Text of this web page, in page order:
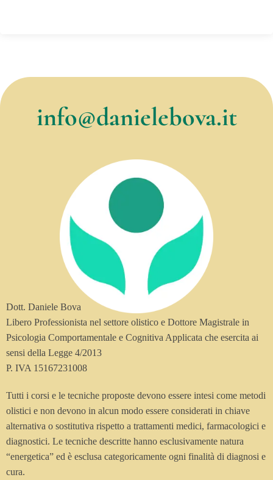
info@danielebova.it
Dott. Daniele Bova
Libero Professionista nel settore olistico e Dottore Magistrale in
Psicologia Comportamentale e Cognitiva Applicata che esercita ai
sensi della Legge 4/2013
P. IVA 15167231008
Tutti i corsi e le tecniche proposte devono essere intesi come metodi
olistici e non devono in alcun modo essere considerati in chiave
alternativa o sostitutiva rispetto a trattamenti medici, farmacologici e
diagnostici. Le tecniche descritte hanno esclusivamente natura
“energetica” ed è esclusa categoricamente ogni finalità di diagnosi e
cura.